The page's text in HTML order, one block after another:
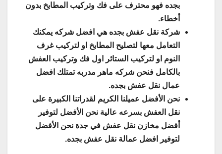
بجده فهو محترف على فك وتركيب المطابخ بدون
أخطاء.
شركة نقل عفش بجده هي افضل شركه يمكنك
التعامل معها لتصليح المطابخ او لتركيب غرف
النوم او لتركيب الستائر اول فك وتركيب العفش
بالكامل فنحن شركه ماهر مدربه تمتلك افضل
عمال نقل عفش بجده.
نحن الأفضل عميلنا الكريم لقدراتنا الكبيرة على
نقل العفش بسرعه عالية نحن الأفضل لتوفير
أفضل مخازن نقل عفش في جدة نحن الأفضل
لتوفير افضل عمالة نقل عفش بجده.